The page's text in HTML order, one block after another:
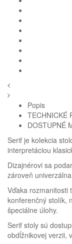
Popis
TECHNICKÉ
DOSTUPNÉ
Serif je kolekcia
interpretáciou
Dizajnérovi sa
zároveň
Vďaka rozmanitosti
konferenčný stolík,
špeciálne úlohy.
Serif stoly sú
obdĺžnikovej verzii,
Homie